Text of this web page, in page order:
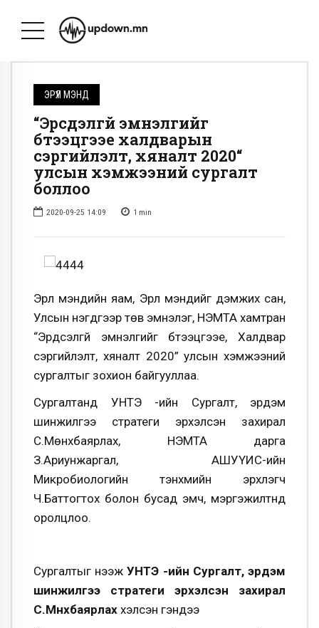
ЭРҮҮЛ МЭНД
“Эрсдэлгүй эмнэлгийг
бүтээцгээе халдварын
сэргийлэлт, хяналт 2020“
улсын хэмжээний сургалт
боллоо
2020-09-25 14:09 1 min
Эрүүл мэндийн яам, Эрүүл мэндийг дэмжих сан,
Улсын нэгдүгээр төв эмнэлэг, НЭМТА хамтран
“Эрдсэлгүй эмнэлгийг бүтээцгээе, Халдвар
сэргийлэлт, хяналт 2020” улсын хэмжээний
сургалтыг зохион байгууллаа.
Сургалтанд УНТЭ -ийн Сургалт, эрдэм
шинжилгээ стратеги эрхэлсэн захирал
С.Мөнхбаярлах, НЭМТА дарга
З.Ариунжаргал, АШУҮИС-ийн
Микробиологийн тэнхмийн эрхлэгч
Ч.Баттогтох болон бусад эмч, мэргэжилтнүүд
оролцлоо.
Сургалтыг нээжУНТЭ -ийн Сургалт, эрдэм
шинжилгээ стратеги эрхэлсэн захирал
С.Мөнхбаярлах хэлсэн үгэндээ